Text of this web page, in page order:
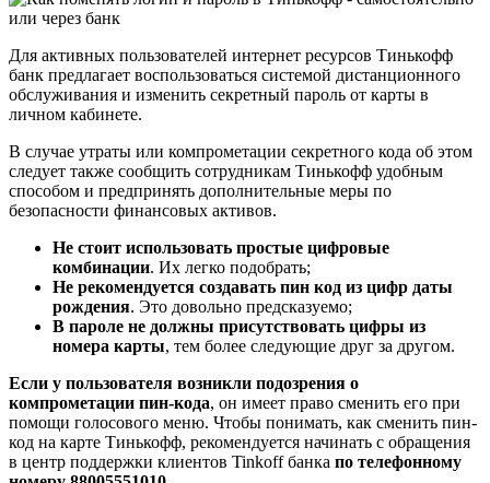
Для активных пользователей интернет ресурсов Тинькофф
банк предлагает воспользоваться системой дистанционного
обслуживания и изменить секретный пароль от карты в
личном кабинете.
В случае утраты или компрометации секретного кода об этом
следует также сообщить сотрудникам Тинькофф удобным
способом и предпринять дополнительные меры по
безопасности финансовых активов.
Не стоит использовать простые цифровые
комбинации. Их легко подобрать;
Не рекомендуется создавать пин код из цифр даты
рождения. Это довольно предсказуемо;
В пароле не должны присутствовать цифры из
номера карты, тем более следующие друг за другом.
Если у пользователя возникли подозрения о
компрометации пин-кода, он имеет право сменить его при
помощи голосового меню. Чтобы понимать, как сменить пин-
код на карте Тинькофф, рекомендуется начинать с обращения
в центр поддержки клиентов Tinkoff банка по телефонному